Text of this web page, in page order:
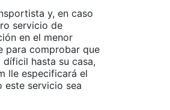
y, en caso
servicio de
en el menor
para comprobar que
hasta su casa,
lle especificará el
este servicio sea